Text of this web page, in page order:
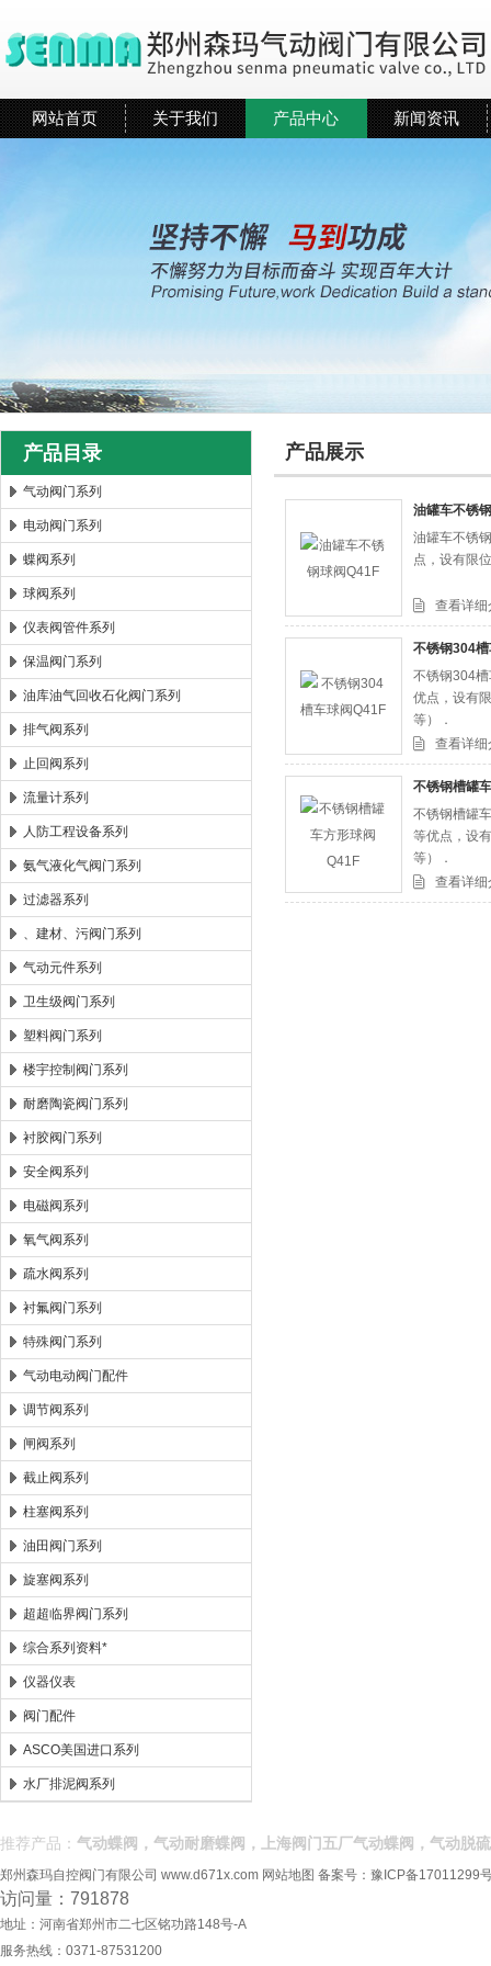
郑州森玛自控阀门有限公司
网站首页 关于我们 产品中心 新闻资讯
产品目录
气动阀门系列
电动阀门系列
蝶阀系列
球阀系列
仪表阀管件系列
保温阀门系列
油库油气回收石化阀门系列
排气阀系列
止回阀系列
流量计系列
人防工程设备系列
氨气液化气阀门系列
过滤器系列
、建材、污阀门系列
气动元件系列
卫生级阀门系列
塑料阀门系列
楼宇控制阀门系列
耐磨陶瓷阀门系列
衬胶阀门系列
安全阀系列
电磁阀系列
氧气阀系列
疏水阀系列
衬氟阀门系列
特殊阀门系列
气动电动阀门配件
调节阀系列
闸阀系列
截止阀系列
柱塞阀系列
油田阀门系列
旋塞阀系列
超超临界阀门系列
综合系列资料*
仪器仪表
阀门配件
ASCO美国进口系列
水厂排泥阀系列
产品展示
油罐车不锈
油罐车不锈
点，设有限
查看详细
不锈钢304
不锈钢304
优点，设有
等）．
查看详细
不锈钢槽罐
不锈钢槽罐
等优点，设
等）．
查看详细
推荐产品： 气动蝶阀，气动耐磨蝶阀，上海阀门五厂气动蝶阀，气动脱
郑州森玛自控阀门有限公司 www.d671x.com 网站地图 备案号： 豫ICP备17011299
访问量：791878
地址：河南省郑州市二七区铭功路148号-A
服务热线：0371-87531200